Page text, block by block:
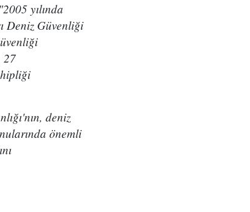
"2005 yılında
Deniz Güvenliği
27
deniz
önemli